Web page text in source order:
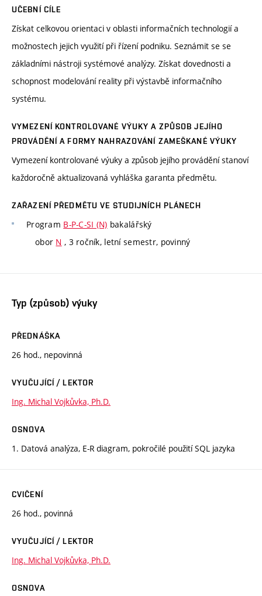
UČEBNÍ CÍLE
Získat celkovou orientaci v oblasti informačních technologií a
možnostech jejich využití při řízení podniku. Seznámit se se
základními nástroji systémové analýzy. Získat dovednosti a
schopnost modelování reality při výstavbě informačního
systému.
VYMEZENÍ KONTROLOVANÉ VÝUKY A ZPŮSOB JEJÍHO
PROVÁDĚNÍ A FORMY NAHRAZOVÁNÍ ZAMEŠKANÉ VÝUKY
Vymezení kontrolované výuky a způsob jejího provádění stanoví
každoročně aktualizovaná vyhláška garanta předmětu.
ZAŘAZENÍ PŘEDMĚTU VE STUDIJNÍCH PLÁNECH
Program B-P-C-SI (N) bakalářský
obor N , 3 ročník, letní semestr, povinný
Typ (způsob) výuky
PŘEDNÁŠKA
26 hod., nepovinná
VYUČUJÍCÍ / LEKTOR
Ing. Michal Vojkůvka, Ph.D.
OSNOVA
1. Datová analýza, E-R diagram, pokročilé použití SQL jazyka
CVIČENÍ
26 hod., povinná
VYUČUJÍCÍ / LEKTOR
Ing. Michal Vojkůvka, Ph.D.
OSNOVA